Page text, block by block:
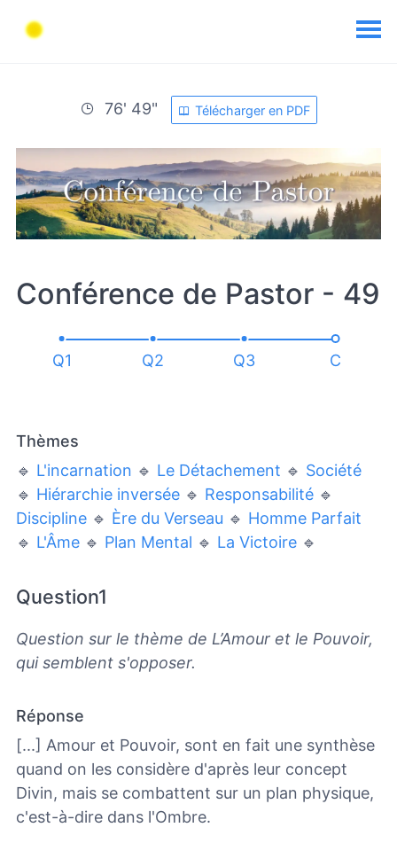
76' 49" Télécharger en PDF
Conférence de Pastor - 49
Q1 Q2 Q3 C
Thèmes
🔹 L'incarnation 🔹 Le Détachement 🔹 Société
🔹 Hiérarchie inversée 🔹 Responsabilité 🔹
Discipline 🔹 Ère du Verseau 🔹 Homme Parfait
🔹 L'Âme 🔹 Plan Mental 🔹 La Victoire 🔹
Question1
Question sur le thème de L’Amour et le Pouvoir,
qui semblent s'opposer.
Réponse
[...] Amour et Pouvoir, sont en fait une synthèse
quand on les considère d'après leur concept
Divin, mais se combattent sur un plan physique,
c'est-à-dire dans l'Ombre.